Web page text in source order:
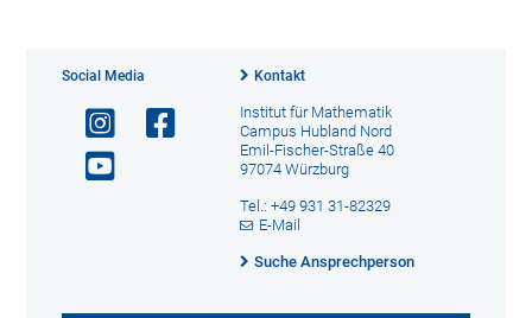
Social Media Kontakt
Institut für Mathematik
Campus Hubland Nord
Emil-Fischer-Straße 40
97074 Würzburg
Tel.: +49 931 31-82329
E-Mail
Suche Ansprechperson